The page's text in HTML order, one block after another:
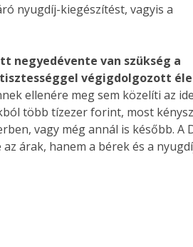
nyugdíj-kiegészítést, vagyis a
negyedévente van szükség a
végigdolgozott
ellenére meg sem közelíti az
több tízezer forint, most
vagy még annál is később. A
árak, hanem a bérek és a